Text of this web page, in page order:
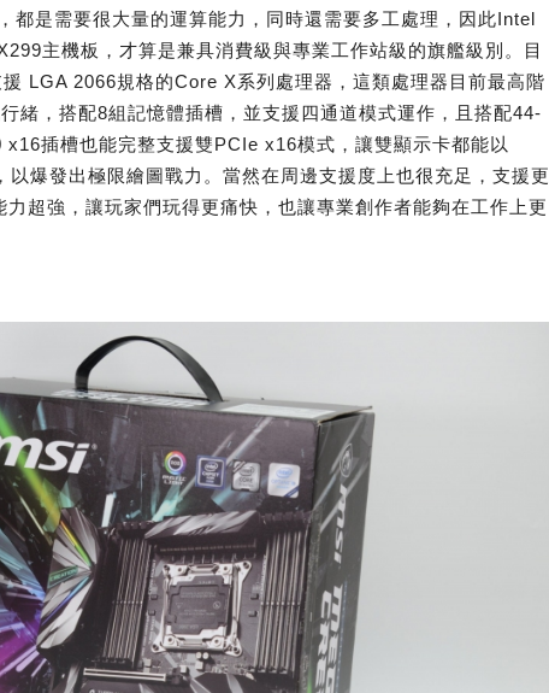
都是需要很大量的運算能力，同時還需要多工處理，因此Intel
主機板，才算是兼具消費級與專業工作站級的旗艦級別。目
LGA 2066規格的Core X系列處理器，這類處理器目前最高階
緒，搭配8組記憶體插槽，並支援四通道模式運作，且搭配44-
插槽也能完整支援雙PCIe x16模式，讓雙顯示卡都能以
爆發出極限繪圖戰力。當然在周邊支援度上也很充足，支援更
超強，讓玩家們玩得更痛快，也讓專業創作者能夠在工作上更